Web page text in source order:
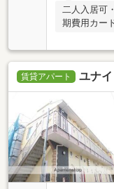
二人入居可
期費用カー
賃貸アパート ユナ